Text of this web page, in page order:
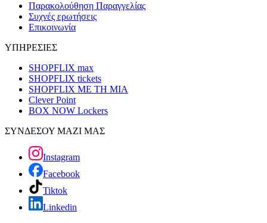
Παρακολούθηση Παραγγελίας
Συχνές ερωτήσεις
Επικοινωνία
ΥΠΗΡΕΣΙΕΣ
SHOPFLIX max
SHOPFLIX tickets
SHOPFLIX ΜΕ ΤΗ ΜΙΑ
Clever Point
BOX NOW Lockers
ΣΥΝΔΕΣΟΥ ΜΑΖΙ ΜΑΣ
Instagram
Facebook
Tiktok
Linkedin